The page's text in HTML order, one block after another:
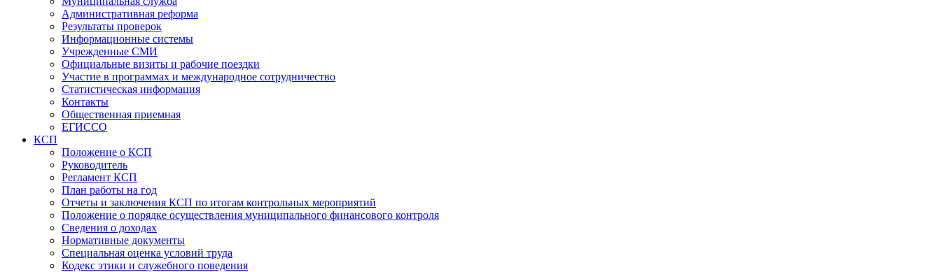
Административная реформа
Результаты проверок
Информационные системы
Учрежденные СМИ
Официальные визиты и рабочие поездки
Участие в программах и международное сотрудничество
Статистическая информация
Контакты
Общественная приемная
ЕГИССО
КСП
Положение о КСП
Руководитель
Регламент КСП
План работы на год
Отчеты и заключения КСП по итогам контрольных мероприятий
Положение о порядке осуществления муниципального финансового контроля
Сведения о доходах
Нормативные документы
Специальная оценка условий труда
Кодекс этики и служебного поведения